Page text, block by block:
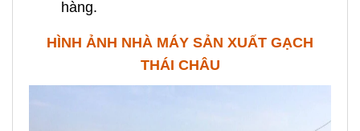
hàng.
HÌNH ẢNH NHÀ MÁY SẢN XUẤT GẠCH
THÁI CHÂU